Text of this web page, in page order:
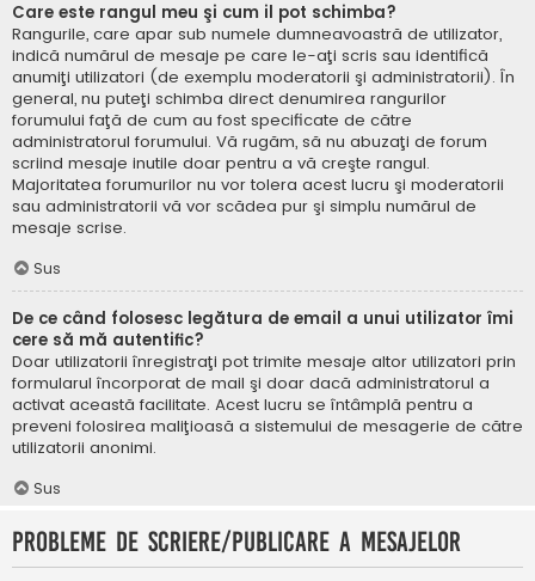
Care este rangul meu şi cum il pot schimba?
Rangurile, care apar sub numele dumneavoastră de utilizator,
indică numărul de mesaje pe care le-aţi scris sau identifică
anumiţi utilizatori (de exemplu moderatorii şi administratorii). În
general, nu puteţi schimba direct denumirea rangurilor
forumului faţă de cum au fost specificate de către
administratorul forumului. Vă rugăm, să nu abuzaţi de forum
scriind mesaje inutile doar pentru a vă creşte rangul.
Majoritatea forumurilor nu vor tolera acest lucru şi moderatorii
sau administratorii vă vor scădea pur şi simplu numărul de
mesaje scrise.
Sus
De ce când folosesc legătura de email a unui utilizator îmi
cere să mă autentific?
Doar utilizatorii înregistraţi pot trimite mesaje altor utilizatori prin
formularul încorporat de mail şi doar dacă administratorul a
activat această facilitate. Acest lucru se întâmplă pentru a
preveni folosirea maliţioasă a sistemului de mesagerie de către
utilizatorii anonimi.
Sus
Probleme de scriere/publicare a mesajelor